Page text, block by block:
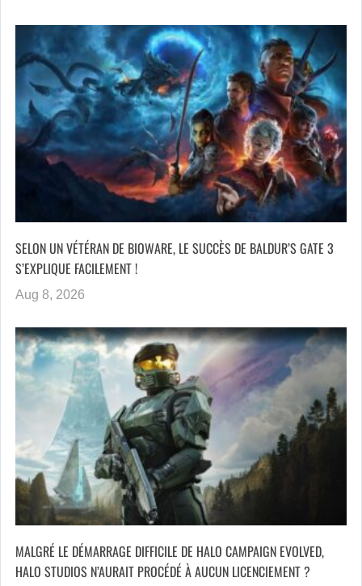
SELON UN VÉTÉRAN DE BIOWARE, LE SUCCÈS DE BALDUR’S GATE 3
S’EXPLIQUE FACILEMENT !
Aug 8, 2026
MALGRÉ LE DÉMARRAGE DIFFICILE DE HALO CAMPAIGN EVOLVED,
HALO STUDIOS N’AURAIT PROCÉDÉ À AUCUN LICENCIEMENT ?